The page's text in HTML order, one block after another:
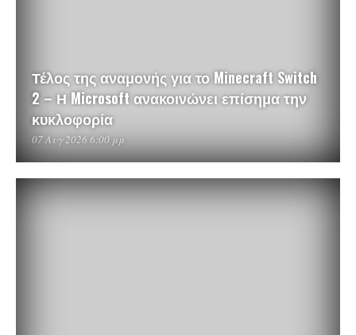
Τέλος της αναμονής για το Minecraft Switch
2 – Η Microsoft ανακοινώνει επίσημα την
κυκλοφορία
07 Αυγ 2026 6:00 μμ